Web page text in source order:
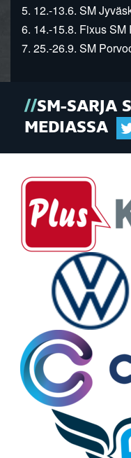
5. 12.-13.6. SM
6. 14.-15.8. Fixus SM
7. 25.-26.9. SM
SM-SARJA
MEDIASSA